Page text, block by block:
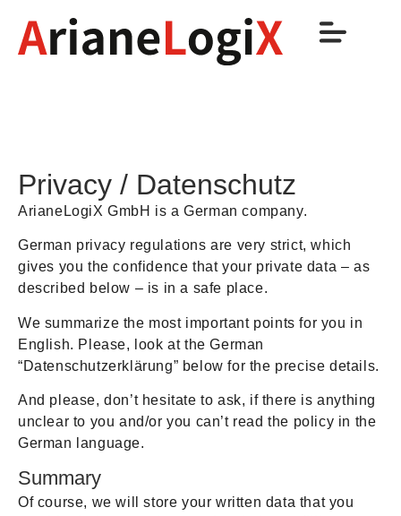
Privacy / Datenschutz
ArianeLogiX GmbH is a German company.
German privacy regulations are very strict, which
gives you the confidence that your private data – as
described below – is in a safe place.
We summarize the most important points for you in
English. Please, look at the German
“Datenschutzerklärung” below for the precise details.
And please, don’t hesitate to ask, if there is anything
unclear to you and/or you can’t read the policy in the
German language.
Summary
Of course, we will store your written data that you